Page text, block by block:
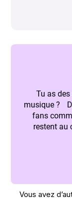
Tu as
musique ?
fans
restent au
Vous avez